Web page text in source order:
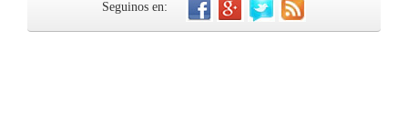
Seguinos en: